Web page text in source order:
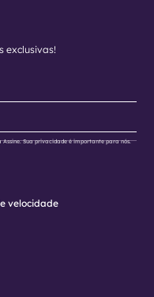
exclusivas!
Assine. Sua privacidade é importante para nós.
velocidade